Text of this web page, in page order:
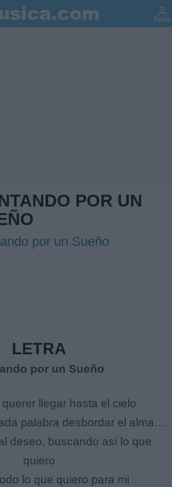
POR UN
por un Sueño
LETRA
por un Sueño
llegar hasta el cielo
palabra desbordar el alma…
deseo, buscando así lo que
quiero
lo que quiero para mi